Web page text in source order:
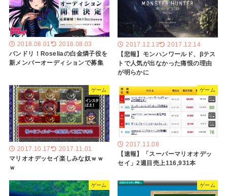
2018.08.01 2018.08.03
バンドリ！Roseliaの白金燐子役を
新メンバーオーディションで募集
2017.12.13 2017.12.14
【悲報】モンハンワールド、βテス
トで人気が出なかった痛恨の理由
が明らかに
ゲーム
2017.10.17 2017.11.01
マリオオデッセイ楽しみな奴ｗｗ
ｗ
ゲーム
2017.11.08
【速報】「スーパーマリオオデッ
セイ」2週目売上116,931本
ゲーム ゲーム